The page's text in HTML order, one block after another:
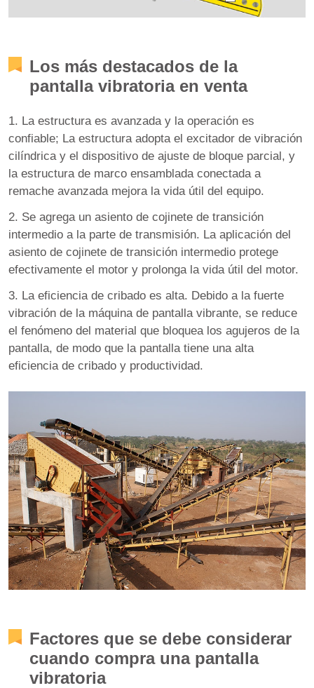
Los más destacados de la
pantalla vibratoria en venta
1. La estructura es avanzada y la operación es
confiable; La estructura adopta el excitador de vibración
cilíndrica y el dispositivo de ajuste de bloque parcial, y
la estructura de marco ensamblada conectada a
remache avanzada mejora la vida útil del equipo.
2. Se agrega un asiento de cojinete de transición
intermedio a la parte de transmisión. La aplicación del
asiento de cojinete de transición intermedio protege
efectivamente el motor y prolonga la vida útil del motor.
3. La eficiencia de cribado es alta. Debido a la fuerte
vibración de la máquina de pantalla vibrante, se reduce
el fenómeno del material que bloquea los agujeros de la
pantalla, de modo que la pantalla tiene una alta
eficiencia de cribado y productividad.
Factores que se debe considerar
cuando compra una pantalla
vibratoria